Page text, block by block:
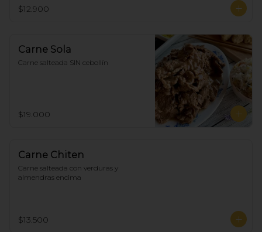
$12.900
Carne Sola
Carne salteada SIN cebollín
$19.000
Carne Chiten
Carne salteada con verduras y
almendras encima
$13.500